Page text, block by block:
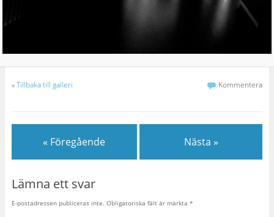
«Tillbaka till galleri Kommentera
« Föregående Nästa »
Lämna ett svar
E-postadressen publiceras inte. Obligatoriska fält är märkta *